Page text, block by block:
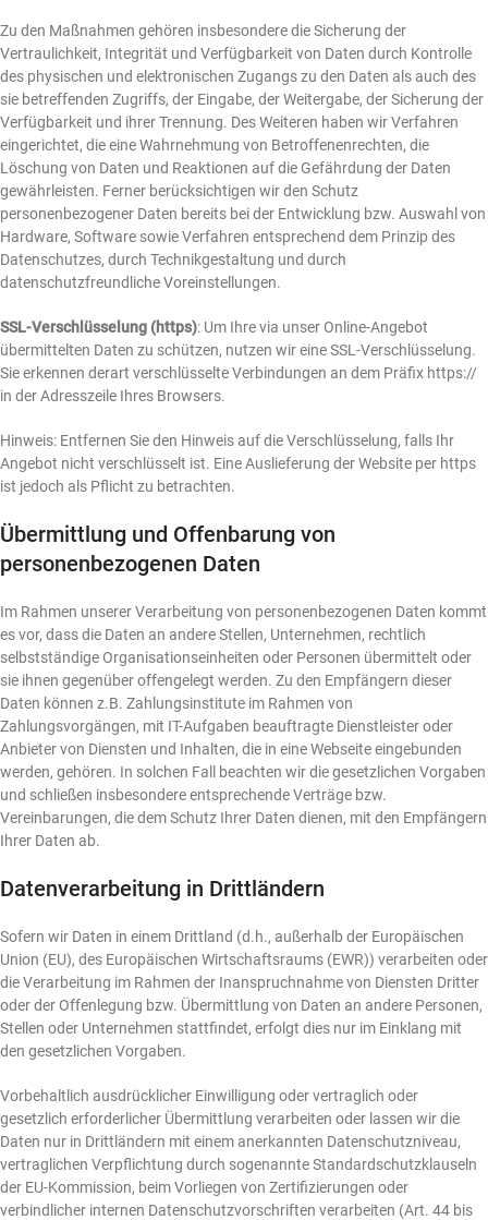
Zu den Maßnahmen gehören insbesondere die Sicherung der
Vertraulichkeit, Integrität und Verfügbarkeit von Daten durch Kontrolle
des physischen und elektronischen Zugangs zu den Daten als auch des
sie betreffenden Zugriffs, der Eingabe, der Weitergabe, der Sicherung der
Verfügbarkeit und ihrer Trennung. Des Weiteren haben wir Verfahren
eingerichtet, die eine Wahrnehmung von Betroffenenrechten, die
Löschung von Daten und Reaktionen auf die Gefährdung der Daten
gewährleisten. Ferner berücksichtigen wir den Schutz
personenbezogener Daten bereits bei der Entwicklung bzw. Auswahl von
Hardware, Software sowie Verfahren entsprechend dem Prinzip des
Datenschutzes, durch Technikgestaltung und durch
datenschutzfreundliche Voreinstellungen.
SSL-Verschlüsselung (https): Um Ihre via unser Online-Angebot
übermittelten Daten zu schützen, nutzen wir eine SSL-Verschlüsselung.
Sie erkennen derart verschlüsselte Verbindungen an dem Präfix https://
in der Adresszeile Ihres Browsers.
Hinweis: Entfernen Sie den Hinweis auf die Verschlüsselung, falls Ihr
Angebot nicht verschlüsselt ist. Eine Auslieferung der Website per https
ist jedoch als Pflicht zu betrachten.
Übermittlung und Offenbarung von
personenbezogenen Daten
Im Rahmen unserer Verarbeitung von personenbezogenen Daten kommt
es vor, dass die Daten an andere Stellen, Unternehmen, rechtlich
selbstständige Organisationseinheiten oder Personen übermittelt oder
sie ihnen gegenüber offengelegt werden. Zu den Empfängern dieser
Daten können z.B. Zahlungsinstitute im Rahmen von
Zahlungsvorgängen, mit IT-Aufgaben beauftragte Dienstleister oder
Anbieter von Diensten und Inhalten, die in eine Webseite eingebunden
werden, gehören. In solchen Fall beachten wir die gesetzlichen Vorgaben
und schließen insbesondere entsprechende Verträge bzw.
Vereinbarungen, die dem Schutz Ihrer Daten dienen, mit den Empfängern
Ihrer Daten ab.
Datenverarbeitung in Drittländern
Sofern wir Daten in einem Drittland (d.h., außerhalb der Europäischen
Union (EU), des Europäischen Wirtschaftsraums (EWR)) verarbeiten oder
die Verarbeitung im Rahmen der Inanspruchnahme von Diensten Dritter
oder der Offenlegung bzw. Übermittlung von Daten an andere Personen,
Stellen oder Unternehmen stattfindet, erfolgt dies nur im Einklang mit
den gesetzlichen Vorgaben.
Vorbehaltlich ausdrücklicher Einwilligung oder vertraglich oder
gesetzlich erforderlicher Übermittlung verarbeiten oder lassen wir die
Daten nur in Drittländern mit einem anerkannten Datenschutzniveau,
vertraglichen Verpflichtung durch sogenannte Standardschutzklauseln
der EU-Kommission, beim Vorliegen von Zertifizierungen oder
verbindlicher internen Datenschutzvorschriften verarbeiten (Art. 44 bis